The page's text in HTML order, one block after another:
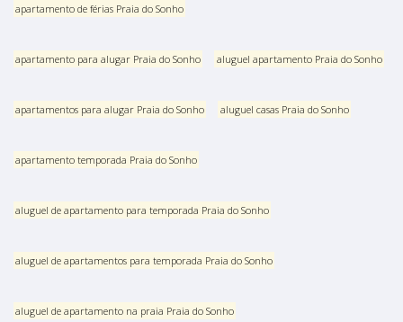
apartamento de férias Praia do Sonho
apartamento para alugar Praia do Sonho aluguel apartamento Praia do Sonho
apartamentos para alugar Praia do Sonho aluguel casas Praia do Sonho
apartamento temporada Praia do Sonho
aluguel de apartamento para temporada Praia do Sonho
aluguel de apartamentos para temporada Praia do Sonho
aluguel de apartamento na praia Praia do Sonho